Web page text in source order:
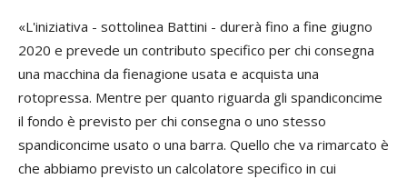
«L'iniziativa - sottolinea Battini - durerà fino a fine giugno
2020 e prevede un contributo specifico per chi consegna
una macchina da fienagione usata e acquista una
rotopressa. Mentre per quanto riguarda gli spandiconcime
il fondo è previsto per chi consegna o uno stesso
spandiconcime usato o una barra. Quello che va rimarcato è
che abbiamo previsto un calcolatore specifico in cui